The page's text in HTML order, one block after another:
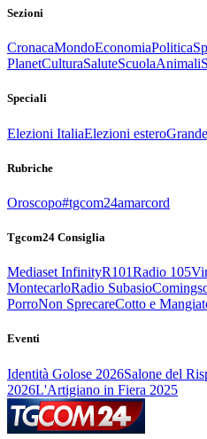
Sezioni
CronacaMondoEconomiaPolitica
PlanetCulturaSaluteScuolaAnimali
Speciali
Elezioni ItaliaElezioni estero
Rubriche
Oroscopo#tgcom24amarcord
Tgcom24 Consiglia
Mediaset InfinityR101Radio 105
MontecarloRadio Subasio
PorroNon SprecareCotto e
Eventi
Identità Golose 2026Salone del
2026L'Artigiano in Fiera 2025